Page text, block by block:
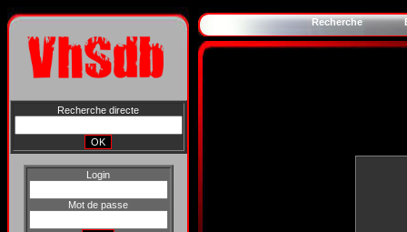
Recherche directe
Login
Mot de passe
Recherche